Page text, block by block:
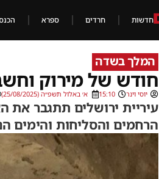
חדשות חרדים ספרא
המלך בשדה
חודש של מירוק
יוסי וינר 15:10 א׳ באלול תשפ״ה (25/08/2025)
עיריית ירושלים תתגבר את
הרחמים והסליחות והימים